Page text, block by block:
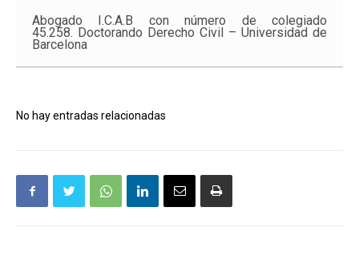
Abogado I.C.A.B con número de colegiado
45.258. Doctorando Derecho Civil – Universidad de
Barcelona
No hay entradas relacionadas